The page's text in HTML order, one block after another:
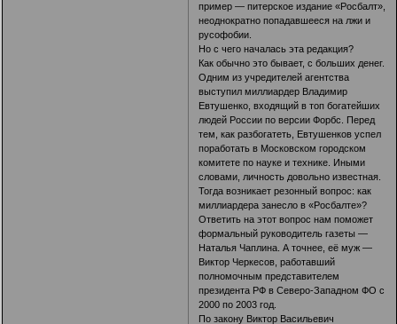
пример — питерское издание «Росбалт»,
неоднократно попадавшееся на лжи и
русофобии.
Но с чего началась эта редакция?
Как обычно это бывает, с больших денег.
Одним из учредителей агентства
выступил миллиардер Владимир
Евтушенко, входящий в топ богатейших
людей России по версии Форбс. Перед
тем, как разбогатеть, Евтушенков успел
поработать в Московском городском
комитете по науке и технике. Иными
словами, личность довольно известная.
Тогда возникает резонный вопрос: как
миллиардера занесло в «Росбалте»?
Ответить на этот вопрос нам поможет
формальный руководитель газеты —
Наталья Чаплина. А точнее, её муж —
Виктор Черкесов, работавший
полномочным представителем
президента РФ в Северо-Западном ФО с
2000 по 2003 год.
По закону Виктор Васильевич